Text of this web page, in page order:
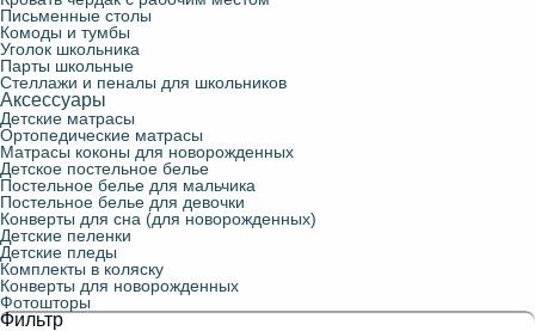
Письменные столы
Комоды и тумбы
Уголок школьника
Парты школьные
Стеллажи и пеналы для школьников
Аксессуары
Детские матрасы
Ортопедические матрасы
Матрасы коконы для новорожденных
Детское постельное белье
Постельное белье для мальчика
Постельное белье для девочки
Конверты для сна (для новорожденных)
Детские пеленки
Детские пледы
Комплекты в коляску
Конверты для новорожденных
Фотошторы
Фильтр